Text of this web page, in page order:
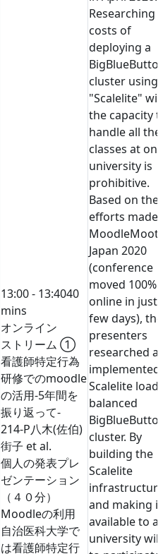
13:00 - 13:4040
mins
オンライン
ストリーム ①
看護師特定行為
研修でのmoodle
の活用-5年間を
振り返って-
214-P八木(佐伯)
街子 et al.
個人の発表プレ
ゼンテーション
（４０分）
Moodleの利用
自治医科大学で
は看護師特定行
Researching
costs of
deploying a
cluster using
"Scalelite"
the capacity
handle all the
classes at one
university is
prohibitive.
Based on the
efforts made
MoodleMoot
Japan 2020
(conference
moved 100%
online in just
few days), the
presenters
researched
implemented
Scalelite load-
balanced
cluster. By
building the
Scalelite
and making it
available to
university